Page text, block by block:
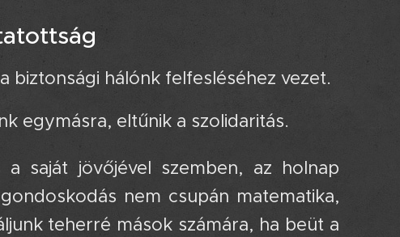
🏚️📉
biztonsági hálónk felfesléséhez vezet.
egymásra, eltűnik a szolidaritás.
saját jövőjével szemben, az holnap
nem csupán matematika,
teherré mások számára, ha beüt a